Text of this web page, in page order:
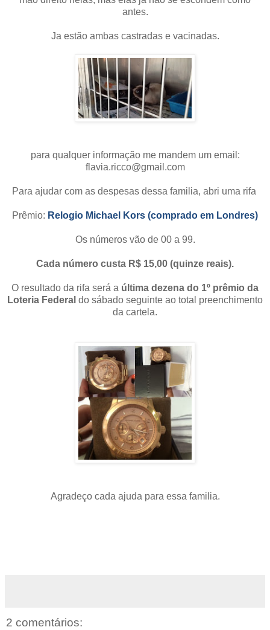
antes.
Ja estão ambas castradas e vacinadas.
para qualquer informação me mandem um email:
flavia.ricco@gmail.com
Para ajudar com as despesas dessa familia, abri uma rifa
Prêmio: Relogio Michael Kors (comprado em Londres)
Os números vão de 00 a 99.
Cada número custa R$ 15,00 (quinze reais).
O resultado da rifa será a última dezena do 1º prêmio da
Loteria Federal do sábado seguinte ao total preenchimento
da cartela.
Agradeço cada ajuda para essa familia.
2 comentários: